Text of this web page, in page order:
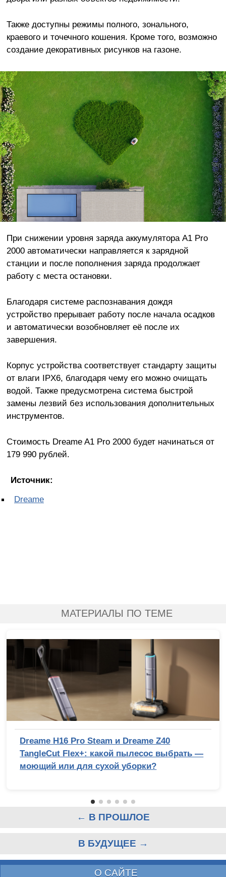
Также доступны режимы полного, зонального,
краевого и точечного кошения. Кроме того, возможно
создание декоративных рисунков на газоне.
При снижении уровня заряда аккумулятора A1 Pro
2000 автоматически направляется к зарядной
станции и после пополнения заряда продолжает
работу с места остановки.
Благодаря системе распознавания дождя
устройство прерывает работу после начала осадков
и автоматически возобновляет её после их
завершения.
Корпус устройства соответствует стандарту защиты
от влаги IPX6, благодаря чему его можно очищать
водой. Также предусмотрена система быстрой
замены лезвий без использования дополнительных
инструментов.
Стоимость Dreame A1 Pro 2000 будет начинаться от
179 990 рублей.
Источник:
Dreame
МАТЕРИАЛЫ ПО ТЕМЕ
Dreame H16 Pro Steam и Dreame Z40
TangleCut Flex+: какой пылесос выбрать —
моющий или для сухой уборки?
← В ПРОШЛОЕ
В БУДУЩЕЕ →
О САЙТЕ